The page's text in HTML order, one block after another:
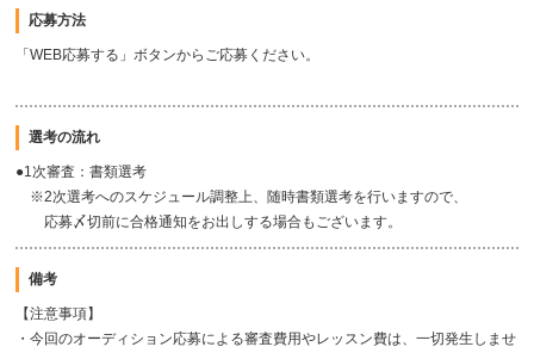
応募方法
「WEB応募する」ボタンからご応募ください。
選考の流れ
●1次審査：書類選考
※2次選考へのスケジュール調整上、随時書類選考を行いますので、
応募〆切前に合格通知をお出しする場合もございます。
備考
【注意事項】
・今回のオーディション応募による審査費用やレッスン費は、一切発生しませ